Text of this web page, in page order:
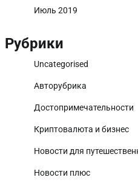
Июль 2019
Рубрики
Uncategorised
Авторубрика
Достопримечательности
Криптовалюта и бизнес
Новости для
Новости плюс